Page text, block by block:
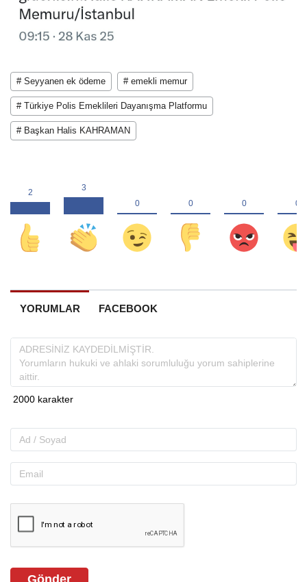
# Seyyanen ek ödeme # emekli memur
# Türkiye Polis Emeklileri Dayanışma Platformu
# Başkan Halis KAHRAMAN
YORUMLAR FACEBOOK
Gönder